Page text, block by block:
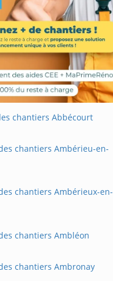
chantiers Abbécourt
chantiers Ambérieu-en-
chantiers Ambérieux-en-
chantiers Ambléon
chantiers Ambronay